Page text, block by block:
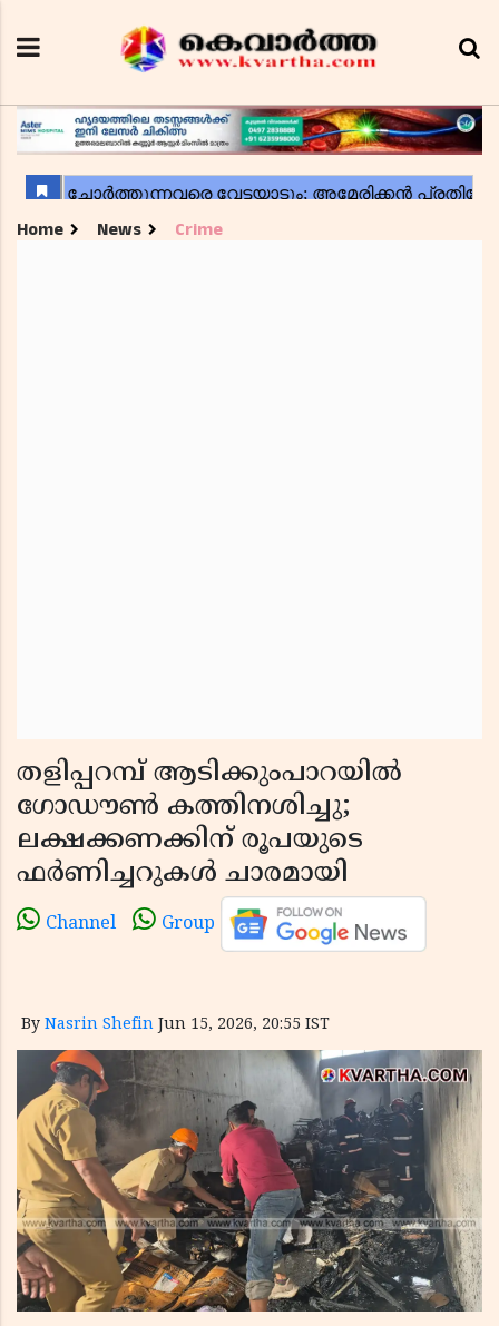
Home News Crime
തളിപ്പറമ്പ് ആടിക്കുംപാറയിൽ
ഗോഡൗൺ കത്തിനശിച്ചു;
ലക്ഷക്കണക്കിന് രൂപയുടെ
ഫർണിച്ചറുകൾ ചാരമായി
Channel Group
By Nasrin Shefin Jun 15, 2026, 20:55 IST